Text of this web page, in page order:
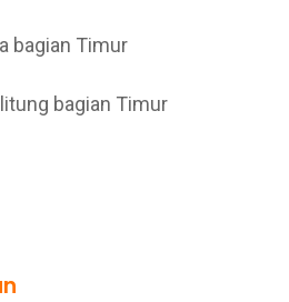
bagian Timur
bagian Timur